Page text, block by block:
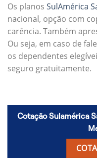
Os planos SulAmérica
nacional, opção com
carência. Também
Ou seja, em caso de
os dependentes
seguro gratuitamente.
Cotação Sulamérica